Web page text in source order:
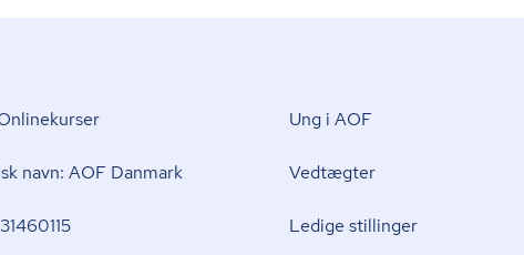
navn: AOF Danmark
Ung i AOF
Vedtægter
Ledige stillinger